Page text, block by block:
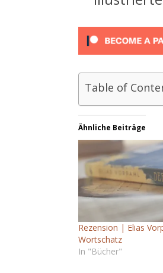
Table of
Ähnliche Beiträge
Rezension | Elias
Wortschatz
In "Bücher"